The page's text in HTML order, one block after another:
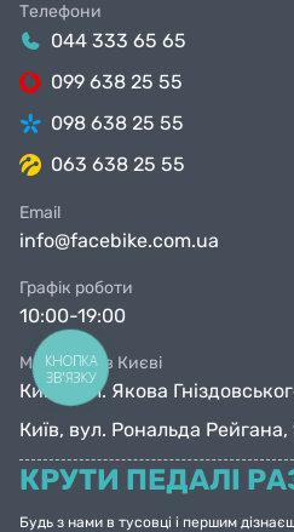
Телефони
044 333 65 65
099 638 25 55
098 638 25 55
063 638 25 55
Email
info@facebike.com.ua
Графік роботи
10:00-19:00
Магазини в Києві
Київ, вул. Якова
Київ, вул. Рональда Рейгана,
КРУТИ ПЕДАЛІ
Будь з нами в тусовці і першим
КНОПКА
ЗВ'ЯЗКУ